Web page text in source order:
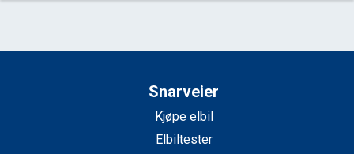
Snarveier
Kjøpe elbil
Elbiltester